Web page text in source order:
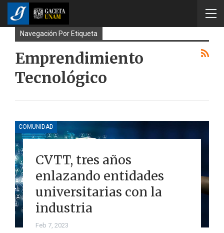
Navegación Por Etiqueta
Emprendimiento
Tecnológico
COMUNIDAD
CVTT, tres años
enlazando entidades
universitarias con la
industria
Feb 7, 2023